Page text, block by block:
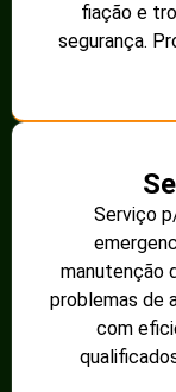
fiação e
segurança.
Serviço
manutenção
problemas de
com